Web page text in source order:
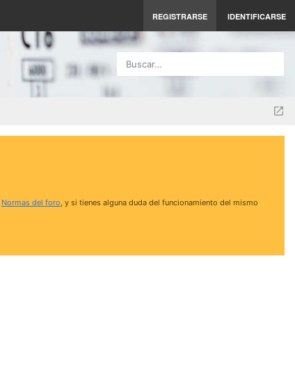
REGISTRARSE IDENTIFICARSE
Buscar…
Normas del foro, y si tienes alguna duda del funcionamiento del mismo